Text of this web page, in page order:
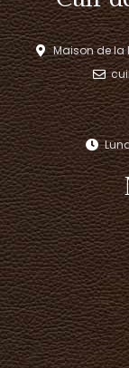
Maison de la